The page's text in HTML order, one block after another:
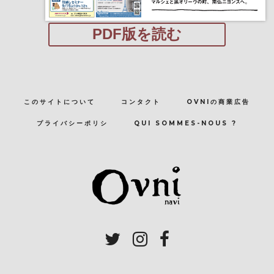
PDF版を読む
このサイトについて コンタクト OVNIの商業広告
プライバシーポリシ QUI SOMMES-NOUS ?